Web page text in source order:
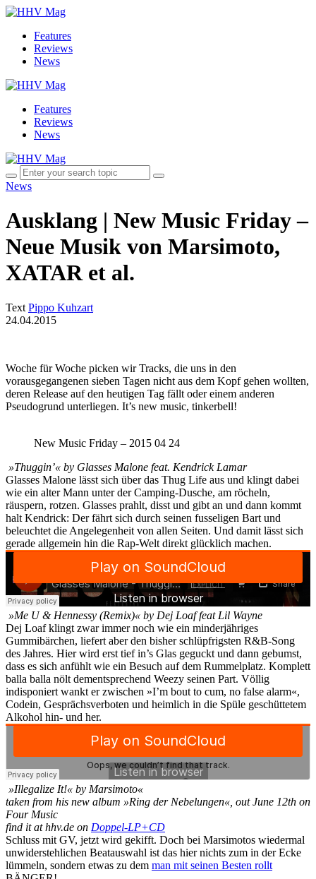
Features
Reviews
News
Features
Reviews
News
News
Ausklang | New Music Friday –
Neue Musik von Marsimoto,
XATAR et al.
Text Pippo Kuhzart
24.04.2015
Woche für Woche picken wir Tracks, die uns in den
vorausgegangenen sieben Tagen nicht aus dem Kopf gehen wollten,
deren Release auf den heutigen Tag fällt oder einem anderen
Pseudogrund unterliegen. It’s new music, tinkerbell!
New Music Friday – 2015 04 24
»Thuggin’« by Glasses Malone feat. Kendrick Lamar
Glasses Malone lässt sich über das Thug Life aus und klingt dabei
wie ein alter Mann unter der Camping-Dusche, am röcheln,
räuspern, rotzen. Glasses prahlt, disst und gibt an und dann kommt
halt Kendrick: Der fährt sich durch seinen fusseligen Bart und
beleuchtet die Angelegenheit von allen Seiten. Und damit lässt sich
gerade allgemein hin die Rap-Welt direkt glücklich machen.
»Me U & Hennessy (Remix)« by Dej Loaf feat Lil Wayne
Dej Loaf klingt zwar immer noch wie ein minderjähriges
Gummibärchen, liefert aber den bisher schlüpfrigsten R&B-Song
des Jahres. Hier wird erst tief in’s Glas geguckt und dann gebumst,
dass es sich anfühlt wie ein Besuch auf dem Rummelplatz. Komplett
balla balla nölt dementsprechend Weezy seinen Part. Völlig
indisponiert wankt er zwischen »I’m bout to cum, no false alarm«,
Codein, Gesprächsverboten und heimlich in die Spüle geschüttetem
Alkohol hin- und her.
»Illegalize It!« by Marsimoto«
taken from his new album »Ring der Nebelungen«, out June 12th on
Four Music
find it at hhv.de on Doppel-LP+CD
Schluss mit GV, jetzt wird gekifft. Doch bei Marsimotos wiedermal
unwiderstehlichen Beatauswahl ist das hier nichts zum in der Ecke
lümmeln, sondern etwas zu dem man mit seinen Besten rollt